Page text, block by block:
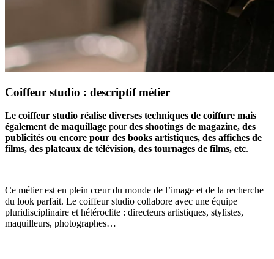
Coiffeur studio : descriptif métier
Le coiffeur studio réalise diverses techniques de coiffure mais
également de maquillage pourdes shootings de magazine, des
publicités ou encore pour des books artistiques, des affiches de
films, des plateaux de télévision, des tournages de films, etc.
Ce métier est en plein cœur du monde de l’image et de la recherche
du look parfait. Le coiffeur studio collabore avec une équipe
pluridisciplinaire et hétéroclite : directeurs artistiques, stylistes,
maquilleurs, photographes…